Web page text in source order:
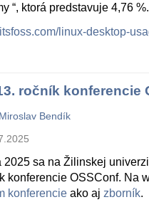
“, ktorá predstavuje 4,76 %.
linux-desktop-
ročník konferencie
Miroslav Bendík
2025 sa na Žilinskej
konferencie OSSConf. Na
konferencie ako aj zborník.